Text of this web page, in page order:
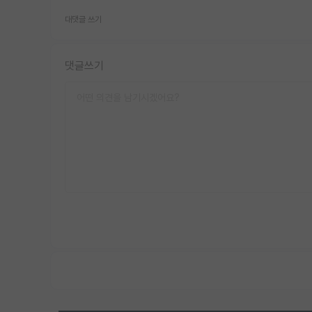
대댓글 쓰기
댓글쓰기